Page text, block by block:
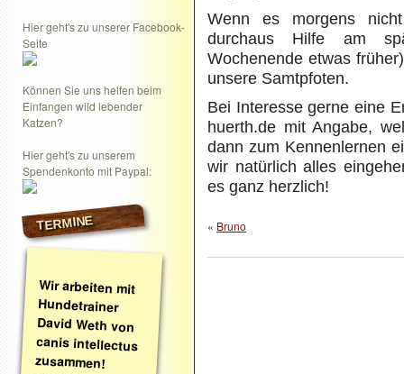
Hier geht's zu unserer Facebook-
Seite
Können Sie uns helfen beim
Einfangen wild lebender
Katzen?
Hier geht's zu unserem
Spendenkonto mit Paypal:
TERMINE
Wir arbeiten mit
Hundetrainer
David Weth von
canis intellectus
zusammen!
Wenn es morgens
durchaus Hilfe am
Wochenende etwas
unsere Samtpfoten.
Bei Interesse gerne eine
huerth.de mit Angabe,
dann zum Kennenlernen
wir natürlich alles
es ganz herzlich!
« Bruno